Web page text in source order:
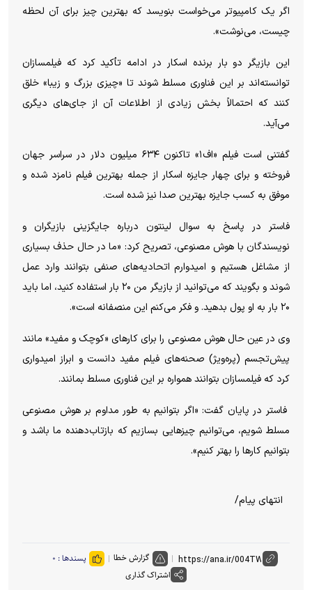
اگر یک کامپیوتر می‌خواست بنویسد که بهترین چیز برای آن لحظه
چیست، می‌نوشت».
این بازیگر دو بار برنده اسکار در ادامه تأکید کرد که فیلمسازان
توانسته‌اند بر این فناوری مسلط شوند تا «چیزی بزرگ و زیبا» خلق
کنند که احتمالاً بخش زیادی از اطلاعات آن از جای‌های دیگری
می‌آید.
گفتنی است فیلم «اف۱» تاکنون ۶۳۴ میلیون دلار در سراسر جهان
فروخته و برای چهار جایزه اسکار از جمله بهترین فیلم نامزد شده و
موفق به کسب جایزه بهترین صدا نیز شده است.
فاستر در پاسخ به سوال لینتون درباره جایگزینی بازیگران و
نویسندگان با هوش مصنوعی، تصریح کرد: «ما در حال حذف بسیاری
از مشاغل هستیم و امیدوارم اتحادیه‌های صنفی بتوانند وارد عمل
شوند و بگویند که می‌توانید از بازیگر من ۲۰ بار استفاده کنید، اما باید
۲۰ بار به او پول بدهید. و فکر می‌کنم این منصفانه است».
وی در عین حال هوش مصنوعی را برای کارهای «کوچک و مفید» مانند
پیش‌تجسم (پره‌ویژ) صحنه‌های فیلم مفید دانست و ابراز امیدواری
کرد که فیلمسازان بتوانند همواره بر این فناوری مسلط بمانند.
فاستر در پایان گفت: «اگر بتوانیم به طور مداوم بر هوش مصنوعی
مسلط شویم، می‌توانیم چیزهایی بسازیم که بازتاب‌دهنده ما باشد و
بتوانیم کارها را بهتر کنیم».
انتهای پیام/
گزارش خطا پسندها : ۰
اشتراک گذاری